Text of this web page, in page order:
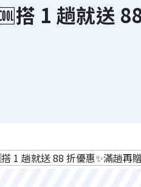
搭 1 趟就送